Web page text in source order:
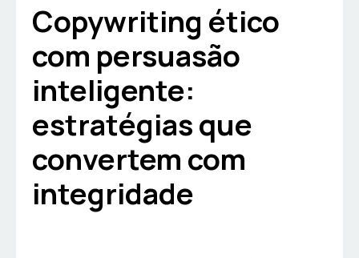
Copywriting ético
com persuasão
inteligente:
estratégias que
convertem com
integridade